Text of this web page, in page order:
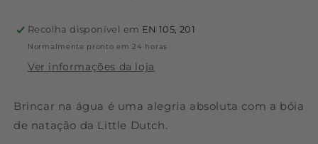
Recolha disponível em EN 105, 201
Normalmente pronto em 24 horas
Ver informações da loja
Brincar na água é uma alegria absoluta com a bóia
de natação da Little Dutch.